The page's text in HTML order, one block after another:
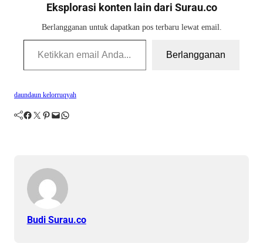
penyakit hati maupun fisik.
Ruqyah syar’iyyah berbeda
dari ruqyah syirikiyah yang
jampi-jampi bid'ah, atau kerja
sama…
Eksplorasi konten lain dari Surau.co
Berlangganan untuk dapatkan pos terbaru lewat email.
Ketikkan email Anda...
Berlangganan
daundaun kelorruqyah
Facebook Twitter Pinterest Mail WhatsApp
Budi Surau.co